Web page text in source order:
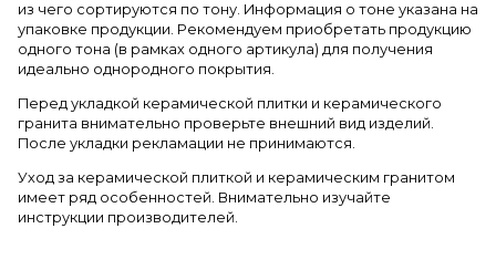
из чего сортируются по тону. Информация о тоне указана на
упаковке продукции. Рекомендуем приобретать продукцию
одного тона (в рамках одного артикула) для получения
идеально однородного покрытия.
Перед укладкой керамической плитки и керамического
гранита внимательно проверьте внешний вид изделий.
После укладки рекламации не принимаются.
Уход за керамической плиткой и керамическим гранитом
имеет ряд особенностей. Внимательно изучайте
инструкции производителей.